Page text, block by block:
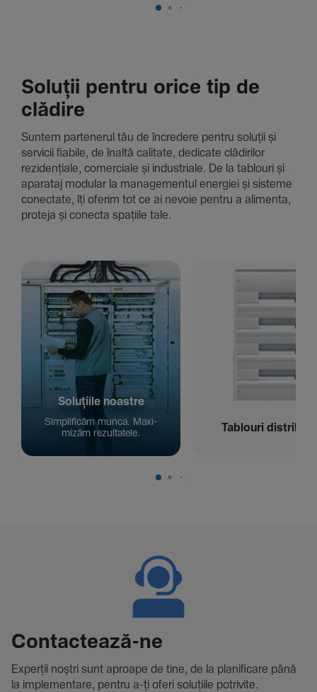
Soluții pentru orice tip de
clădire
Suntem parte­nerul tău de încre­dere pentru soluții și
servicii fiabile, de înaltă cali­tate, dedi­cate clădi­rilor
rezi­den­țiale, comer­ciale și indus­triale. De la tablouri și
aparataj modular la managementul energiei și sisteme
conec­tate, îți oferim tot ce ai nevoie pentru a alimenta,
proteja și conecta spațiile tale.
Solu­țiile noastre
Simpli­ficăm munca. Maxi­
mizăm rezul­ta­tele.
Tablouri
Contac­tează-ne
Experții noștri sunt aproape de tine, de la plani­fi­care până
la imple­men­tare, pentru a-ți oferi solu­țiile potri­vite.